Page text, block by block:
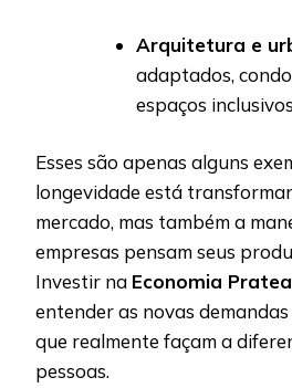
Arquitetura e
adaptados,
espaços
Esses são apenas alguns
longevidade está
mercado, mas também a
empresas pensam seus
Investir na Economia
entender as novas
que realmente façam a
pessoas.